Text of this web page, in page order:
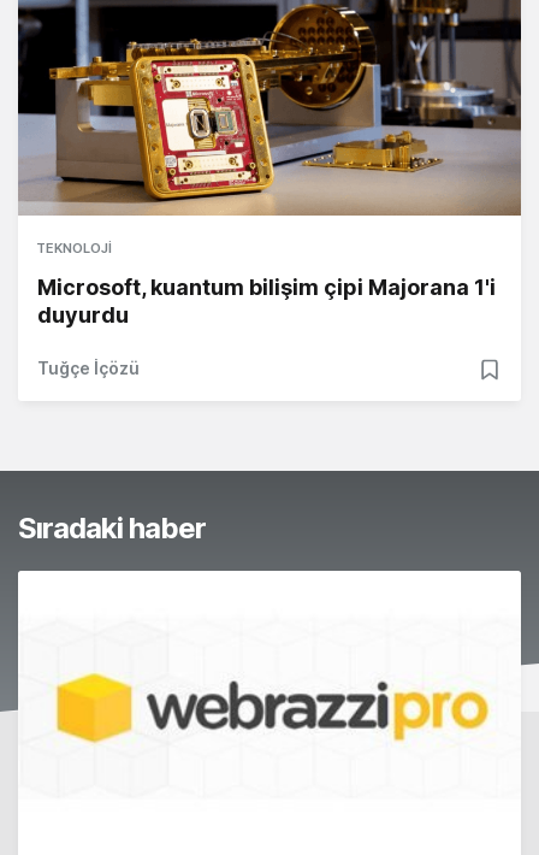
TEKNOLOJI
Microsoft, kuantum bilişim çipi Majorana 1'i
duyurdu
Tuğçe İçözü
Sıradaki haber